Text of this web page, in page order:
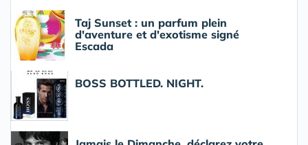
Taj Sunset : un parfum plein
d'aventure et d'exotisme signé
Escada
BOSS BOTTLED. NIGHT.